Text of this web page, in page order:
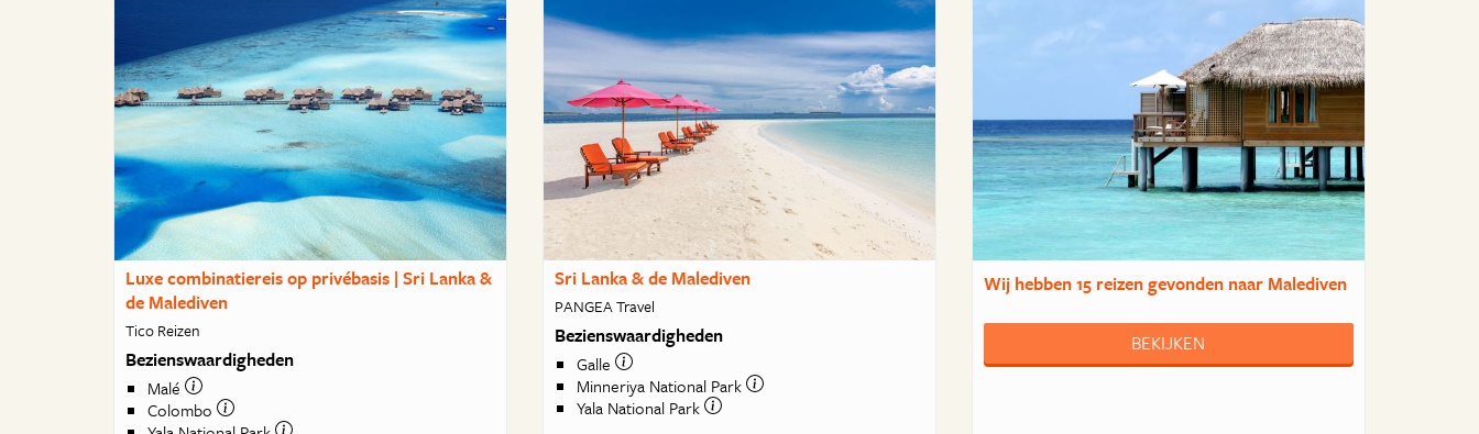
Luxe combinatiereis op privébasis | Sri Lanka &
de Malediven
Tico Reizen
Bezienswaardigheden
Malé
Colombo
Sri Lanka & de Malediven
PANGEA Travel
Bezienswaardigheden
Galle
Minneriya National Park
Yala National Park
Wij hebben15 reizengevonden naar Malediven
BEKIJKEN